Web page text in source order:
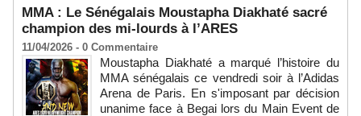
MMA : Le Sénégalais Moustapha Diakhaté sacré
champion des mi-lourds à l’ARES
11/04/2026 - 0 Commentaire
Moustapha Diakhaté a marqué l’histoire du
MMA sénégalais ce vendredi soir à l’Adidas
Arena de Paris. En s'imposant par décision
unanime face à Begai lors du Main Event de